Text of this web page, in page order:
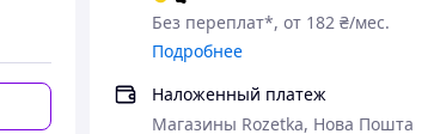
Без переплат*, от 182 ₴/мес.
Подробнее
Наложенный платеж
Магазины Rozetka, Нова Пошта